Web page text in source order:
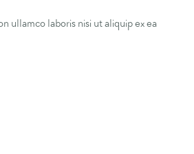
ullamco laboris nisi ut aliquip ex ea